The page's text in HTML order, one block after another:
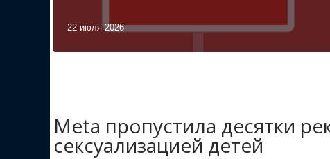
22 июля 2026
Meta пропустила десятки
сексуализацией детей